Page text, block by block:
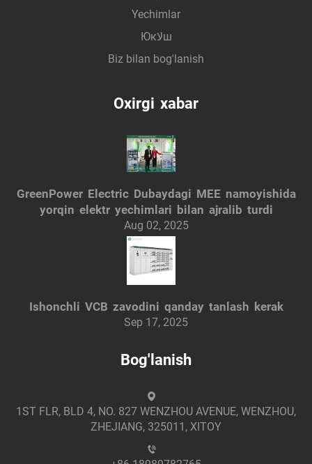
Yechimlar
Юкلاш
Biz bilan bog'lanish
Oxirgi xabar
GreenPower Electric Dubaydagi MEE namoyishida
yorqin elektr yechimlari bilan ajralib turdi
Aug 02, 2025
Ishonchli VCB zavodini qanday tanlash kerak
Sep 17, 2025
Bog'lanish
1ST FLR, BLD 4, NO. 827 WENZHOU AVENUE, WENZHOU,
ZHEJIANG, 325011, XITOY